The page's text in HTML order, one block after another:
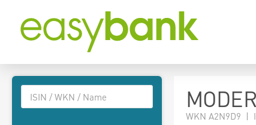
WKN A2N9D9 |